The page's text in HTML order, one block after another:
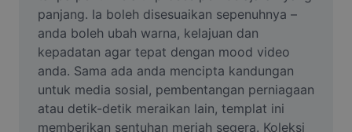
Video
Alih keluar latar video
Pertingkat kualiti
panjang. Ia boleh disesuaikan sepenuhnya –
anda boleh ubah warna, kelajuan dan
kepadatan agar tepat dengan mood video
anda. Sama ada anda mencipta kandungan
untuk media sosial, pembentangan perniagaan
atau detik-detik meraikan lain, templat ini
memberikan sentuhan meriah segera. Koleksi